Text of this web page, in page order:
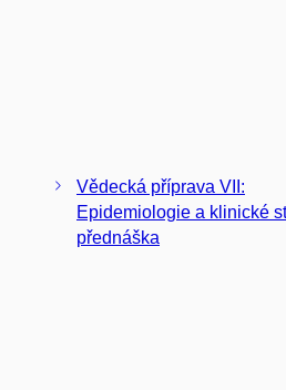
Vědecká příprava VII:
Epidemiologie a klinické
přednáška